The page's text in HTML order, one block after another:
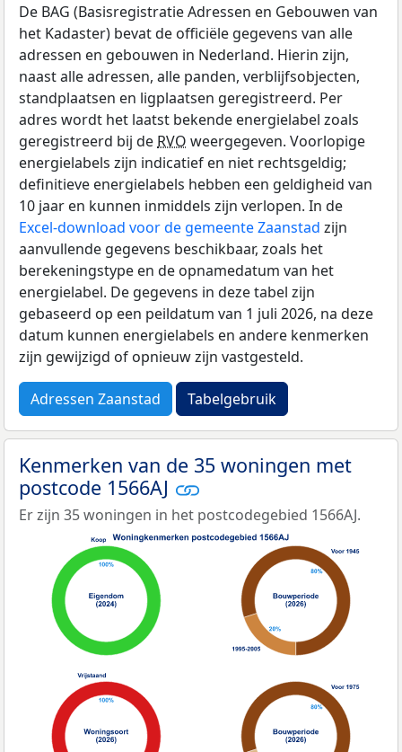
De BAG (Basisregistratie Adressen en Gebouwen van
het Kadaster) bevat de officiële gegevens van alle
adressen en gebouwen in Nederland. Hierin zijn,
naast alle adressen, alle panden, verblijfsobjecten,
standplaatsen en ligplaatsen geregistreerd. Per
adres wordt het laatst bekende energielabel zoals
geregistreerd bij de RVO weergegeven. Voorlopige
energielabels zijn indicatief en niet rechtsgeldig;
definitieve energielabels hebben een geldigheid van
10 jaar en kunnen inmiddels zijn verlopen. In de
Excel-download voor de gemeente Zaanstad zijn
aanvullende gegevens beschikbaar, zoals het
berekeningstype en de opnamedatum van het
energielabel. De gegevens in deze tabel zijn
gebaseerd op een peildatum van 1 juli 2026, na deze
datum kunnen energielabels en andere kenmerken
zijn gewijzigd of opnieuw zijn vastgesteld.
Adressen Zaanstad Tabelgebruik
Kenmerken van de 35 woningen met
postcode 1566AJ
Er zijn 35 woningen in het postcodegebied 1566AJ.